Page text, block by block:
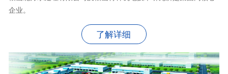
企业。
了解详细